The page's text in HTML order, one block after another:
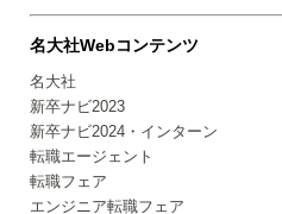
名大社Webコンテンツ
名大社
新卒ナビ2023
新卒ナビ2024・インターン
転職エージェント
転職フェア
エンジニア転職フェア